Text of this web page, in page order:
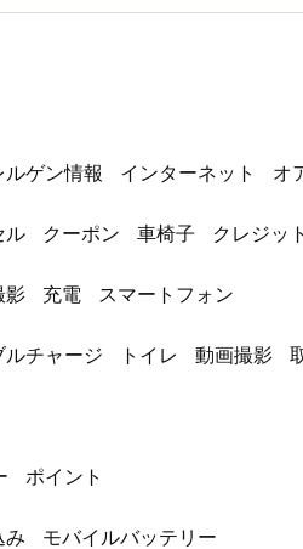
ルゲン情報 インターネット オ
ル クーポン 車椅子 クレジッ
影 充電 スマートフォン
ルチャージ トイレ 動画撮影
ポイント
み モバイルバッテリー